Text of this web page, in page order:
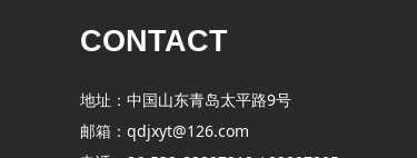
CONTACT
地址：中国山东青岛太平路9号
邮箱：qdjxyt@126.com